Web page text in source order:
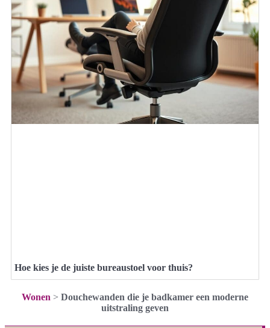
Hoe kies je de juiste bureaustoel voor thuis?
Wonen > Douchewanden die je badkamer een moderne
uitstraling geven